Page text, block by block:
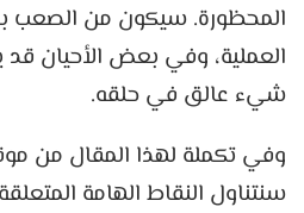
المحظورة. سيكون من الصعب
العملية، وفي بعض الأحيان
شيء عالق في حلقه.
وفي تكملة لهذا المقال من
سنتناول النقاط الهامة